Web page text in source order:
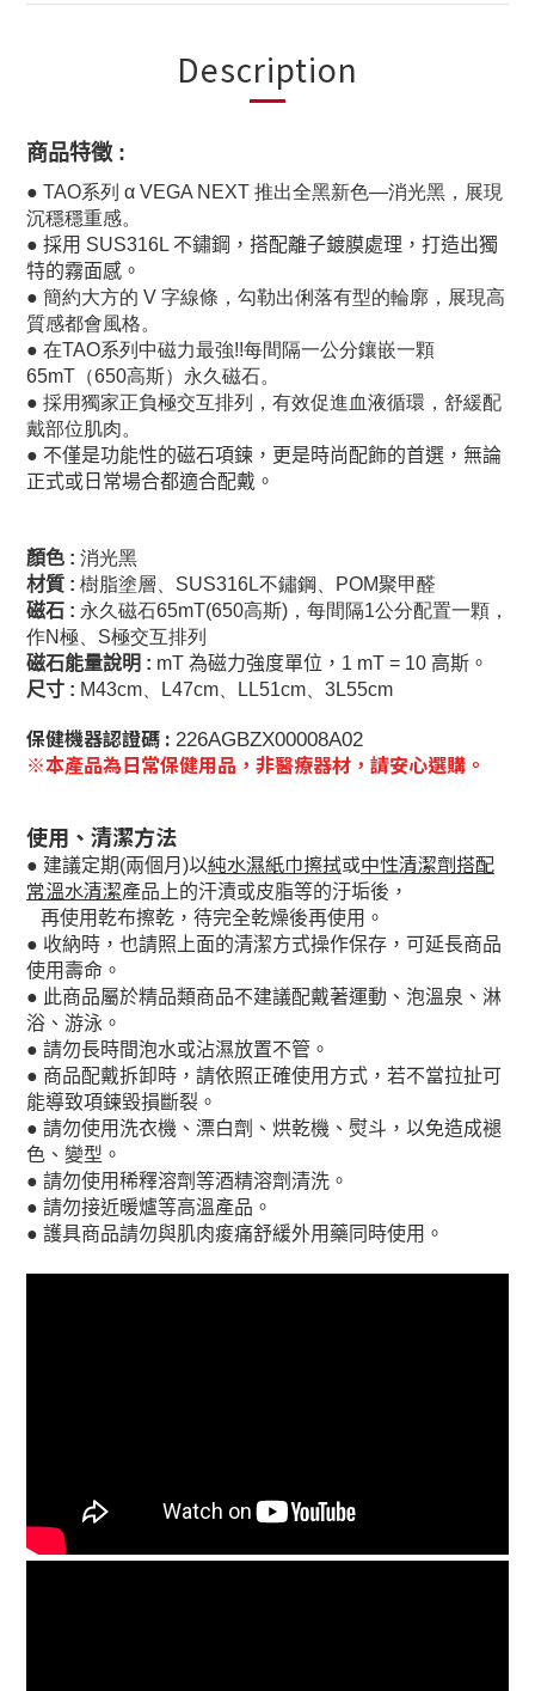
Description
商品特徵:
● TAO系列 α VEGA NEXT 推出全黑新色—消光黑，展現
沉穩穩重感。
● 採用 SUS316L 不鏽鋼，搭配離子鍍膜處理，打造出獨
特的霧面感。
● 簡約大方的 V 字線條，勾勒出俐落有型的輪廓，展現高
質感都會風格。
● 在TAO系列中磁力最強!!每間隔一公分鑲嵌一顆
65mT（650高斯）永久磁石。
● 採用獨家正負極交互排列，有效促進血液循環，舒緩配
戴部位肌肉。
● 不僅是功能性的磁石項鍊，更是時尚配飾的首選，無論
正式或日常場合都適合配戴。
顏色 : 消光黑
材質 : 樹脂塗層、SUS316L不鏽鋼、POM聚甲醛
磁石 : 永久磁石65mT(650高斯)，每間隔1公分配置一顆，
作N極、S極交互排列
磁石能量說明 : mT 為磁力強度單位， 1 mT = 10 高斯。
尺寸 : M43cm、L47cm、LL51cm、3L55cm
保健機器認證碼 : 226AGBZX00008A02
※本產品為日常保健用品，非醫療器材，請安心選購。
使用、清潔方法
● 建議定期(兩個月 )以純水濕紙巾擦拭或中性清潔劑搭配
常溫水清潔產品上的汗漬或皮脂等的汙垢後，
再使用乾布擦乾，待完全乾燥後再使用。
● 收納時，也請照上面的清潔方式操作保存，可延長商品
使用壽命。
● 此商品屬於精品類商品不建議配戴著運動、泡溫泉、淋
浴、游泳。
● 請勿長時間泡水或沾濕放置不管。
● 商品配戴拆卸時，請依照正確使用方式，若不當拉扯可
能導致項鍊毀損斷裂。
● 請勿使用洗衣機、漂白劑、烘乾機、熨斗，以免造成褪
色、變型。
● 請勿使用稀釋溶劑等酒精溶劑清洗。
● 請勿接近暖爐等高溫產品。
● 護具商品請勿與肌肉痠痛舒緩外用藥同時使用。